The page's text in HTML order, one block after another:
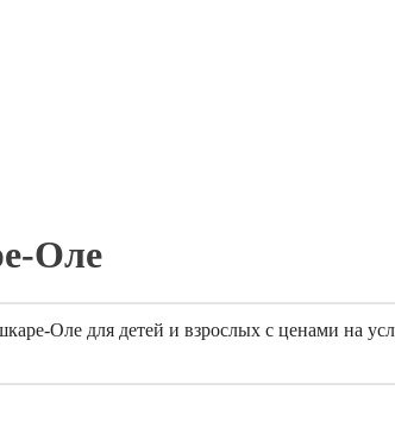
Оле
Оле для детей и взрослых с ценами на